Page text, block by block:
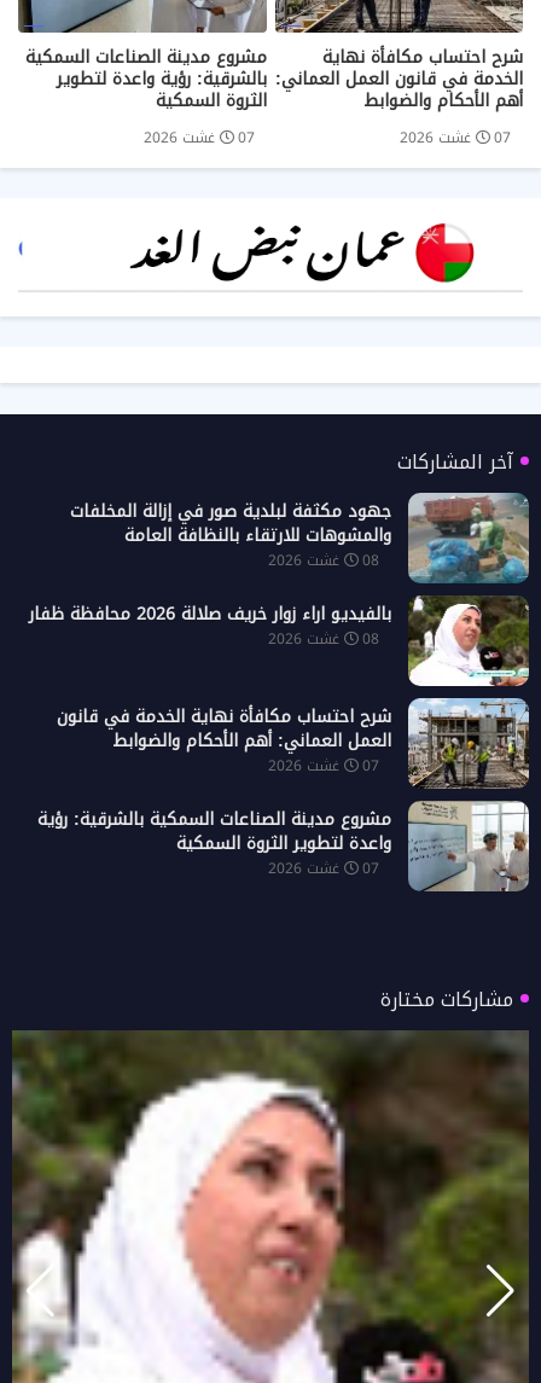
شرح احتساب مكافأة نهاية
الخدمة في قانون العمل العماني:
أهم الأحكام والضوابط
07 غشت 2026
مشروع مدينة الصناعات السمكية
بالشرقية: رؤية واعدة لتطوير
الثروة السمكية
07 غشت 2026
آخر المشاركات
جهود مكثفة لبلدية صور في إزالة المخلفات
والمشوهات للارتقاء بالنظافة العامة
08 غشت 2026
بالفيديو اراء زوار خريف صلالة 2026 محافظة ظفار
08 غشت 2026
شرح احتساب مكافأة نهاية الخدمة في قانون
العمل العماني: أهم الأحكام والضوابط
07 غشت 2026
مشروع مدينة الصناعات السمكية بالشرقية: رؤية
واعدة لتطوير الثروة السمكية
07 غشت 2026
مشاركات مختارة